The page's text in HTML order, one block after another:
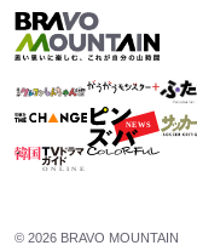
© 2026 BRAVO MOUNTAIN